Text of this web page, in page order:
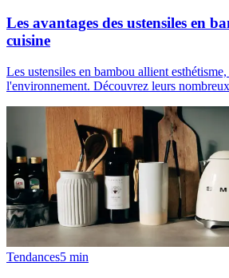
Les avantages des ustensiles en
cuisine
Les ustensiles en bambou allient
l'environnement. Découvrez leurs
Tendances5 min